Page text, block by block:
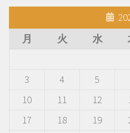
月
火 水
3
4 5
10
11 12
17
18 19